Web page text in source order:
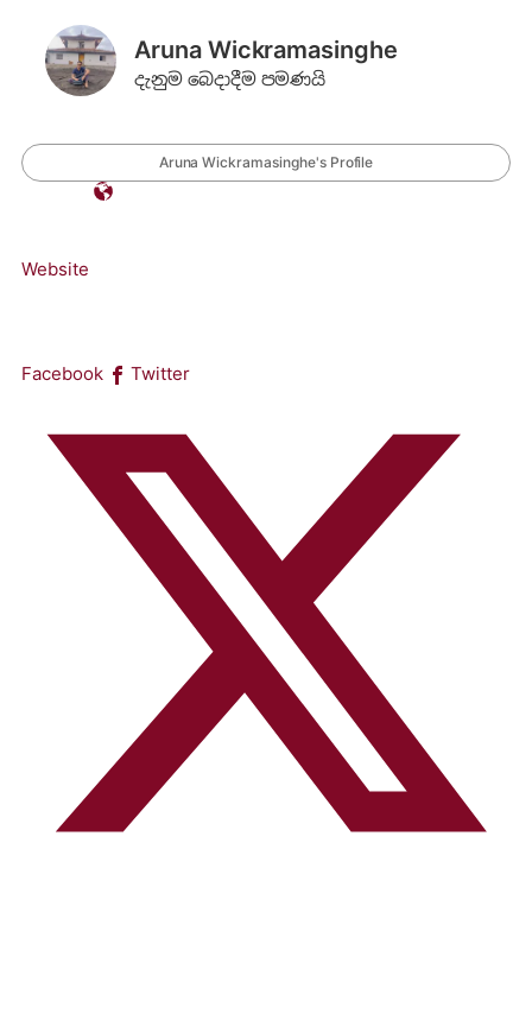
Aruna Wickramasinghe
දැනුම බෙදාදීම පමණයි
Aruna Wickramasinghe's Profile
Website
Facebook Twitter